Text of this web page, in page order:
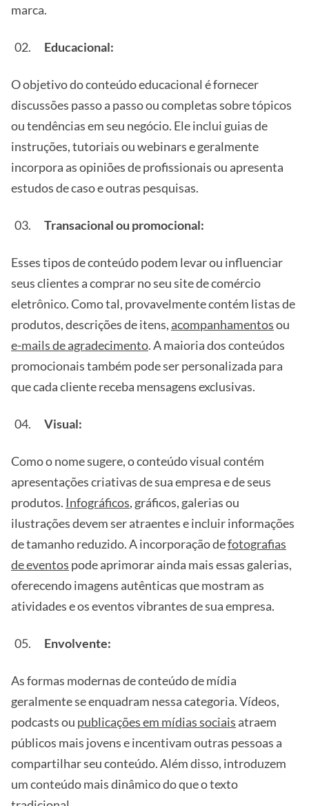
marca.
Educacional:
O objetivo do conteúdo educacional é fornecer
discussões passo a passo ou completas sobre tópicos
ou tendências em seu negócio. Ele inclui guias de
instruções, tutoriais ou webinars e geralmente
incorpora as opiniões de profissionais ou apresenta
estudos de caso e outras pesquisas.
Transacional ou promocional:
Esses tipos de conteúdo podem levar ou influenciar
seus clientes a comprar no seu site de comércio
eletrônico. Como tal, provavelmente contém listas de
produtos, descrições de itens, acompanhamentosou
e-mails de agradecimento. A maioria dos conteúdos
promocionais também pode ser personalizada para
que cada cliente receba mensagens exclusivas.
Visual:
Como o nome sugere, o conteúdo visual contém
apresentações criativas de sua empresa e de seus
produtos. Infográficos, gráficos, galerias ou
ilustrações devem ser atraentes e incluir informações
de tamanho reduzido. A incorporação defotografias
de eventos pode aprimorar ainda mais essas galerias,
oferecendo imagens autênticas que mostram as
atividades e os eventos vibrantes de sua empresa.
Envolvente:
As formas modernas de conteúdo de mídia
geralmente se enquadram nessa categoria. Vídeos,
podcasts ou publicações em mídias sociais atraem
públicos mais jovens e incentivam outras pessoas a
compartilhar seu conteúdo. Além disso, introduzem
um conteúdo mais dinâmico do que o texto